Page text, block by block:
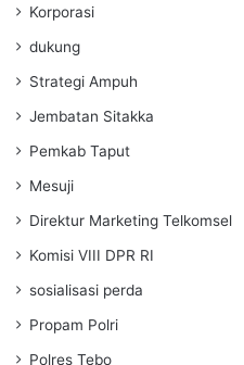
Korporasi
dukung
Strategi Ampuh
Jembatan Sitakka
Pemkab Taput
Mesuji
Direktur Marketing Telkomsel
Komisi VIII DPR RI
sosialisasi perda
Propam Polri
Polres Tebo